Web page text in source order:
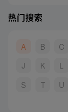
热门搜索
A B C
J
K L
S
T U